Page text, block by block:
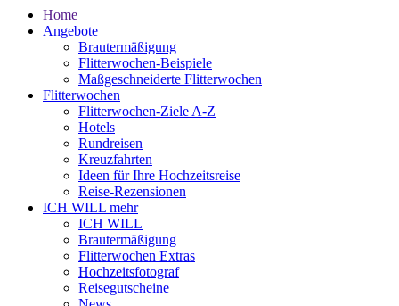
Home
Angebote
Brautermäßigung
Flitterwochen-Beispiele
Maßgeschneiderte Flitterwochen
Flitterwochen
Flitterwochen-Ziele A-Z
Hotels
Rundreisen
Kreuzfahrten
Ideen für Ihre Hochzeitsreise
Reise-Rezensionen
ICH WILL mehr
ICH WILL
Brautermäßigung
Flitterwochen Extras
Hochzeitsfotograf
Reisegutscheine